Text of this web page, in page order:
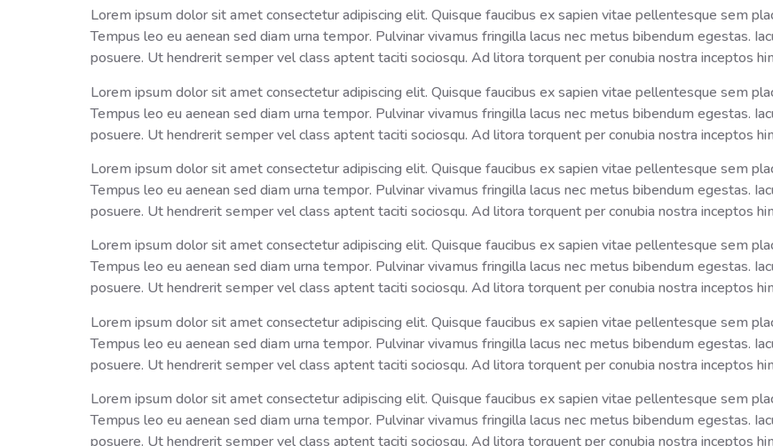
Lorem ipsum dolor sit amet consectetur adipiscing elit. Quisque faucibus ex sapien vitae pellentesque sem
Tempus leo eu aenean sed diam urna tempor. Pulvinar vivamus fringilla lacus nec metus bibendum egestas.
posuere. Ut hendrerit semper vel class aptent taciti sociosqu. Ad litora torquent per conubia nostra inceptos
Lorem ipsum dolor sit amet consectetur adipiscing elit. Quisque faucibus ex sapien vitae pellentesque sem
Tempus leo eu aenean sed diam urna tempor. Pulvinar vivamus fringilla lacus nec metus bibendum egestas.
posuere. Ut hendrerit semper vel class aptent taciti sociosqu. Ad litora torquent per conubia nostra inceptos
Lorem ipsum dolor sit amet consectetur adipiscing elit. Quisque faucibus ex sapien vitae pellentesque sem
Tempus leo eu aenean sed diam urna tempor. Pulvinar vivamus fringilla lacus nec metus bibendum egestas.
posuere. Ut hendrerit semper vel class aptent taciti sociosqu. Ad litora torquent per conubia nostra inceptos
Lorem ipsum dolor sit amet consectetur adipiscing elit. Quisque faucibus ex sapien vitae pellentesque sem
Tempus leo eu aenean sed diam urna tempor. Pulvinar vivamus fringilla lacus nec metus bibendum egestas.
posuere. Ut hendrerit semper vel class aptent taciti sociosqu. Ad litora torquent per conubia nostra inceptos
Lorem ipsum dolor sit amet consectetur adipiscing elit. Quisque faucibus ex sapien vitae pellentesque sem
Tempus leo eu aenean sed diam urna tempor. Pulvinar vivamus fringilla lacus nec metus bibendum egestas.
posuere. Ut hendrerit semper vel class aptent taciti sociosqu. Ad litora torquent per conubia nostra inceptos
Lorem ipsum dolor sit amet consectetur adipiscing elit. Quisque faucibus ex sapien vitae pellentesque sem
Tempus leo eu aenean sed diam urna tempor. Pulvinar vivamus fringilla lacus nec metus bibendum egestas.
posuere. Ut hendrerit semper vel class aptent taciti sociosqu. Ad litora torquent per conubia nostra inceptos